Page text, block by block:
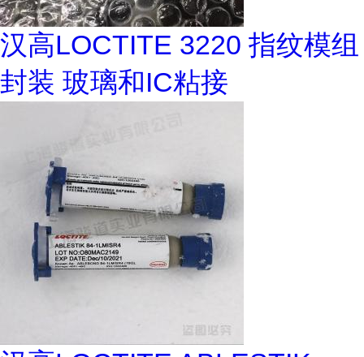
汉高LOCTITE 3220 指纹模组
封装 玻璃和IC粘接